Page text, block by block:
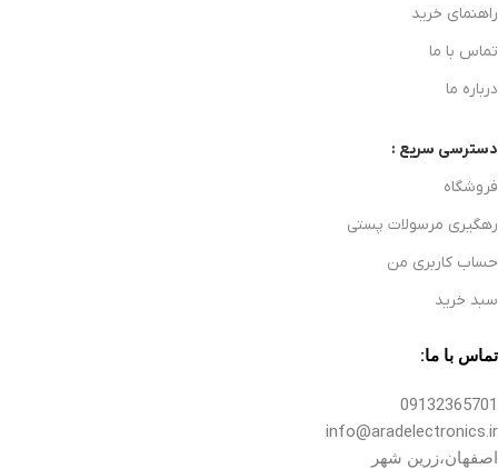
راهنمای خرید
تماس با ما
درباره ما
دسترسی سریع :
فروشگاه
رهگیری مرسولات پستی
حساب کاربری من
سبد خرید
تماس با ما:
09132365701
info@aradelectronics.ir
اصفهان،زرین شهر